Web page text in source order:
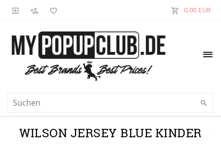
0,00 EUR
WILSON JERSEY BLUE KINDER